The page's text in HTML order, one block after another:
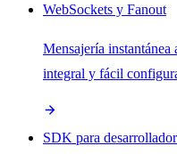
WebSockets y Fanout
Mensajería instantánea
integral y fácil
SDK para